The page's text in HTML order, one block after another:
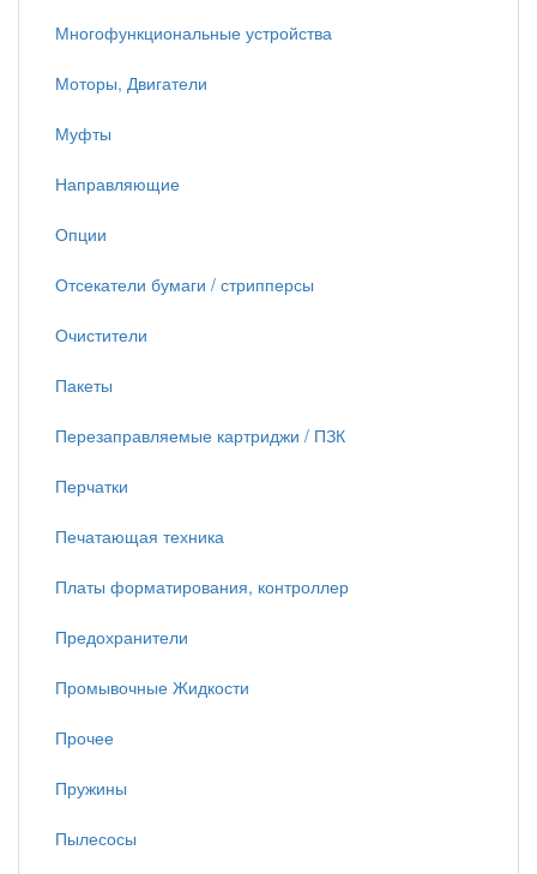
Многофункциональные устройства
Моторы, Двигатели
Муфты
Направляющие
Опции
Отсекатели бумаги / стрипперсы
Очистители
Пакеты
Перезаправляемые картриджи / ПЗК
Перчатки
Печатающая техника
Платы форматирования, контроллер
Предохранители
Промывочные Жидкости
Прочее
Пружины
Пылесосы